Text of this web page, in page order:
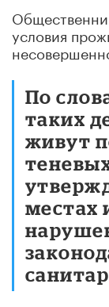
условия
По
таких
живут
местах